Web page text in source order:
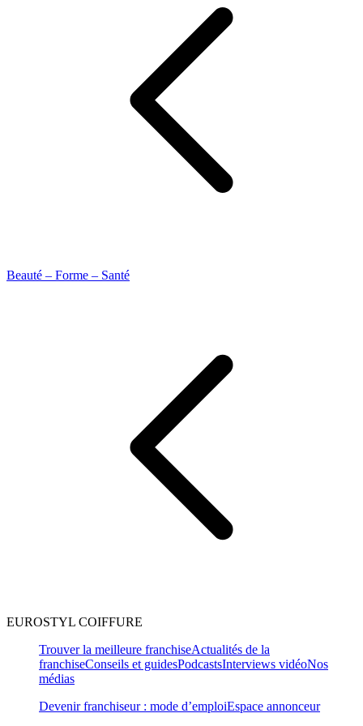
Beauté – Forme – Santé
EUROSTYL COIFFURE
Trouver la meilleure franchiseActualités de la
franchiseConseils et guidesPodcastsInterviews vidéoNos
médias
Devenir franchiseur : mode d’emploiEspace annonceur